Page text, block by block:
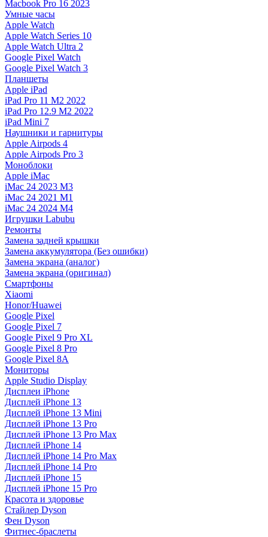
Macbook Pro 16 2023
Умные часы
Apple Watch
Apple Watch Series 10
Apple Watch Ultra 2
Google Pixel Watch
Google Pixel Watch 3
Планшеты
Apple iPad
iPad Pro 11 M2 2022
iPad Pro 12.9 M2 2022
iPad Mini 7
Наушники и гарнитуры
Apple Airpods 4
Apple Airpods Pro 3
Моноблоки
Apple iMac
iMac 24 2023 M3
iMac 24 2021 M1
iMac 24 2024 M4
Игрушки Labubu
Ремонты
Замена задней крышки
Замена аккумулятора (Без ошибки)
Замена экрана (аналог)
Замена экрана (оригинал)
Смартфоны
Xiaomi
Honor/Huawei
Google Pixel
Google Pixel 7
Google Pixel 9 Pro XL
Google Pixel 8 Pro
Google Pixel 8A
Мониторы
Apple Studio Display
Дисплеи iPhone
Дисплей iPhone 13
Дисплей iPhone 13 Mini
Дисплей iPhone 13 Pro
Дисплей iPhone 13 Pro Max
Дисплей iPhone 14
Дисплей iPhone 14 Pro Max
Дисплей iPhone 14 Pro
Дисплей iPhone 15
Дисплей iPhone 15 Pro
Красота и здоровье
Стайлер Dyson
Фен Dyson
Фитнес-браслеты